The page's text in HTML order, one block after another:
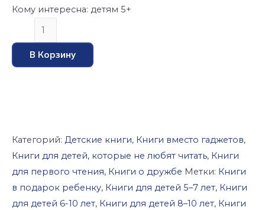
Кому интересна: детям 5+
В Корзину
Категорий: Детские книги, Книги вместо гаджетов,
Книги для детей, которые не любят читать, Книги
для первого чтения, Книги о дружбе Метки: Книги
в подарок ребенку, Книги для детей 5–7 лет, Книги
для детей 6-10 лет, Книги для детей 8–10 лет, Книги